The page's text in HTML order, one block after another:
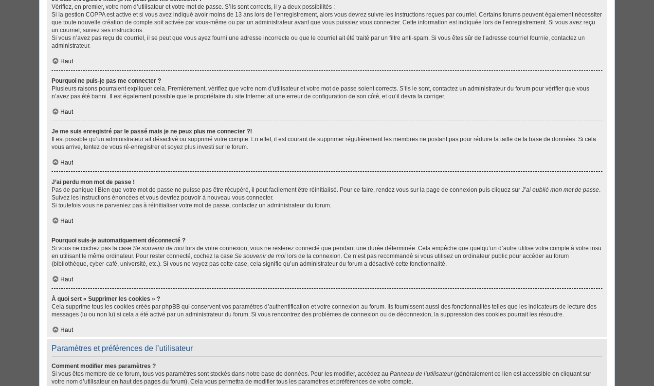
Vérifiez, en premier, votre nom d’utilisateur et votre mot de passe. S’ils sont corrects, il y a deux possibilités :
Si la gestion COPPA est active et si vous avez indiqué avoir moins de 13 ans lors de l’enregistrement, alors vous devrez suivre les instructions reçues par courriel. Certains forums peuvent également nécessiter
que toute nouvelle création de compte soit activée par vous-même ou par un administrateur avant que vous puissiez vous connecter. Cette information est indiquée lors de l’enregistrement. Si vous avez reçu
un courriel, suivez ses instructions.
Si vous n’avez pas reçu de courriel, il se peut que vous ayez fourni une adresse incorrecte ou que le courriel ait été traité par un filtre anti-spam. Si vous êtes sûr de l’adresse courriel fournie, contactez un
administrateur.
Haut
Pourquoi ne puis-je pas me connecter ?
Plusieurs raisons pourraient expliquer cela. Premièrement, vérifiez que votre nom d’utilisateur et votre mot de passe soient corrects. S’ils le sont, contactez un administrateur du forum pour vérifier que vous
n’avez pas été banni. Il est également possible que le propriétaire du site Internet ait une erreur de configuration de son côté, et qu’il devra la corriger.
Haut
Je me suis enregistré par le passé mais je ne peux plus me connecter ?!
Il est possible qu’un administrateur ait désactivé ou supprimé votre compte. En effet, il est courant de supprimer régulièrement les membres ne postant pas pour réduire la taille de la base de données. Si cela
vous arrive, tentez de vous ré-enregistrer et soyez plus investi sur le forum.
Haut
J’ai perdu mon mot de passe !
Pas de panique ! Bien que votre mot de passe ne puisse pas être récupéré, il peut facilement être réinitialisé. Pour ce faire, rendez vous sur la page de connexion puis cliquez sur J’ai oublié mon mot de passe.
Suivez les instructions énoncées et vous devriez pouvoir à nouveau vous connecter.
Si toutefois vous ne parveniez pas à réinitialiser votre mot de passe, contactez un administrateur du forum.
Haut
Pourquoi suis-je automatiquement déconnecté ?
Si vous ne cochez pas la case Se souvenir de moi lors de votre connexion, vous ne resterez connecté que pendant une durée déterminée. Cela empêche que quelqu’un d’autre utilise votre compte à votre insu
en utilisant le même ordinateur. Pour rester connecté, cochez la case Se souvenir de moi lors de la connexion. Ce n’est pas recommandé si vous utilisez un ordinateur public pour accéder au forum
(bibliothèque, cyber-café, université, etc.). Si vous ne voyez pas cette case, cela signifie qu’un administrateur du forum a désactivé cette fonctionnalité.
Haut
À quoi sert « Supprimer les cookies » ?
Cela supprime tous les cookies créés par phpBB qui conservent vos paramètres d’authentification et votre connexion au forum. Ils fournissent aussi des fonctionnalités telles que les indicateurs de lecture des
messages (lu ou non lu) si cela a été activé par un administrateur du forum. Si vous rencontrez des problèmes de connexion ou de déconnexion, la suppression des cookies pourrait les résoudre.
Haut
Paramètres et préférences de l’utilisateur
Comment modifier mes paramètres ?
Si vous êtes membre de ce forum, tous vos paramètres sont stockés dans notre base de données. Pour les modifier, accédez au Panneau de l’utilisateur(généralement ce lien est accessible en cliquant sur
votre nom d’utilisateur en haut des pages du forum). Cela vous permettra de modifier tous les paramètres et préférences de votre compte.